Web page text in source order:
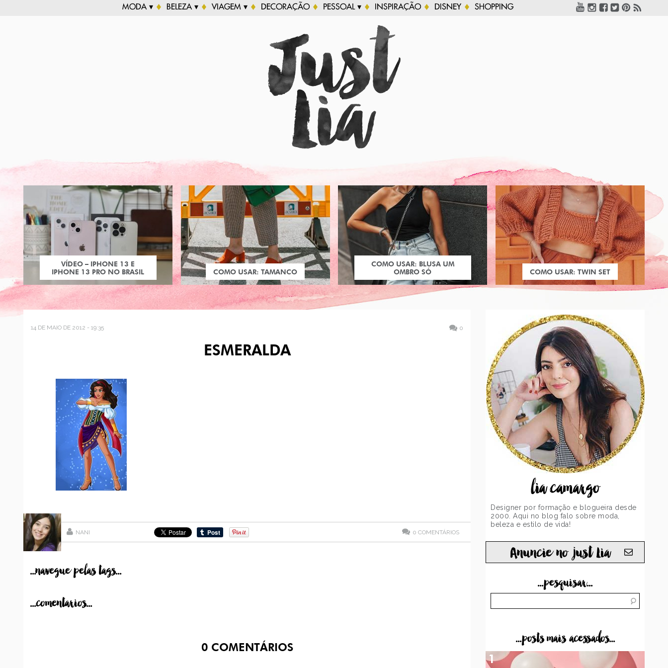
MODA ▾ BELEZA ▾ VIAGEM ▾ DECORAÇÃO PESSOAL ▾ INSPIRAÇÃO DISNEY SHOPPING
VÍDEO – IPHONE 13 E
IPHONE 13 PRO NO BRASIL
COMO USAR: TAMANCO
COMO USAR: BLUSA UM
OMBRO SÓ
COMO USAR: TWIN SET
14 DE MAIO DE 2012 - 19:35 0
ESMERALDA
NANI 0 COMENTÁRIOS
...navegue pelas tags...
...comentarios...
0COMENTÁRIOS
lia camargo
Designer por formação e blogueira desde
2000. Aqui no blog falo sobre moda,
beleza e estilo de vida!
Anuncie no just Lia
...pesquisar...
...posts mais acessados...
1